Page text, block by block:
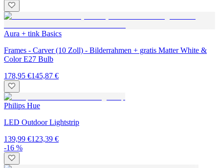
Aura + tink Basics
Frames - Carver (10 Zoll) - Bilderrahmen + gratis Matter White &
Color E27 Bulb
178,95 €145,87 €
Philips Hue
LED Outdoor Lightstrip
139,99 €123,39 €
-16 %